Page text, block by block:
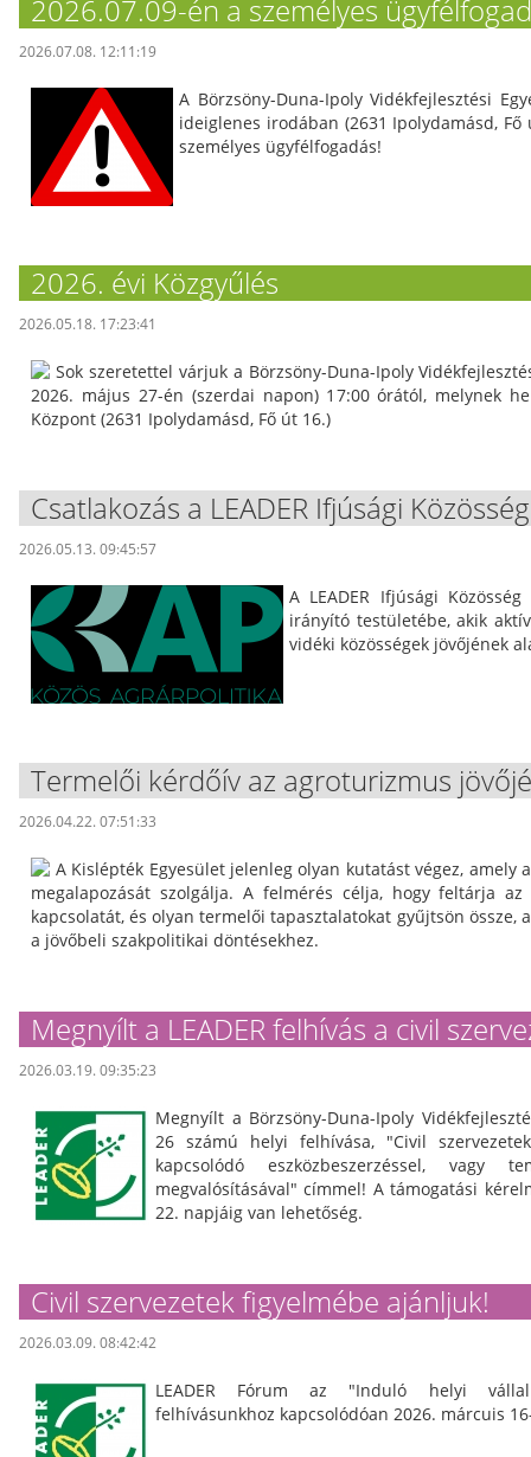
2026.07.09-én a személyes
2026.07.08. 12:11:19
A Börzsöny-Duna-Ipoly Vidékfejlesztési
ideiglenes irodában (2631 Ipolydamásd,
személyes ügyfélfogadás!
2026. évi Közgyűlés
2026.05.18. 17:23:41
Sok szeretettel várjuk a Börzsöny-Duna-Ipoly
2026. május 27-én (szerdai napon) 17:00 órától, melynek
Központ (2631 Ipolydamásd, Fő út 16.)
Csatlakozás a LEADER Ifjúsági
2026.05.13. 09:45:57
A LEADER Ifjúsági
irányító testületébe, akik
vidéki közösségek jövőjének
Termelői kérdőív az agroturizmus
2026.04.22. 07:51:33
A Kislépték Egyesület jelenleg olyan kutatást végez, amely
megalapozását szolgálja. A felmérés célja, hogy feltárja
kapcsolatát, és olyan termelői tapasztalatokat gyűjtsön össze,
a jövőbeli szakpolitikai döntésekhez.
Megnyílt a LEADER felhívás a civil
2026.03.19. 09:35:23
Megnyílt a Börzsöny-Duna-Ipoly
26 számú helyi felhívása, "Civil
kapcsolódó eszközbeszerzéssel, vagy
megvalósításával" címmel! A támogatási
22. napjáig van lehetőség.
Civil szervezetek figyelmébe ajánljuk!
2026.03.09. 08:42:42
LEADER Fórum az "Induló helyi
felhívásunkhoz kapcsolódóan 2026. márcuis